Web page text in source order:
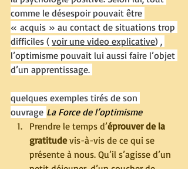
comme le désespoir pouvait être
« acquis » au contact de situations trop
difficiles ( voir une video explicative) ,
l’optimisme pouvait lui aussi faire l’objet
d’un apprentissage.
quelques exemples tirés de son
ouvrage La Force de l’optimisme
Prendre le temps d’éprouver de la
gratitude vis-à-vis de ce qui se
présente à nous. Qu’il s’agisse d’un